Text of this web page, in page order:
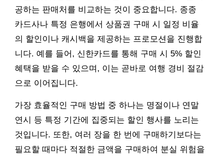
공하는 판매처를 비교하는 것이 중요합니다. 종종
카드사나 특정 은행에서 상품권 구매 시 일정 비율
의 할인이나 캐시백을 제공하는 프로모션을 진행합
니다. 예를 들어, 신한카드를 통해 구매 시 5% 할인
혜택을 받을 수 있으며, 이는 곧바로 여행 경비 절감
으로 이어집니다.
가장 효율적인 구매 방법 중 하나는 명절이나 연말
연시 등 특정 기간에 집중되는 할인 행사를 노리는
것입니다. 또한, 여러 장을 한 번에 구매하기보다는
필요할 때마다 적절한 금액을 구매하여 분실 위험을